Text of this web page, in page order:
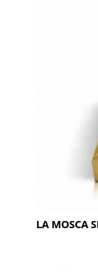
LA MOSCA